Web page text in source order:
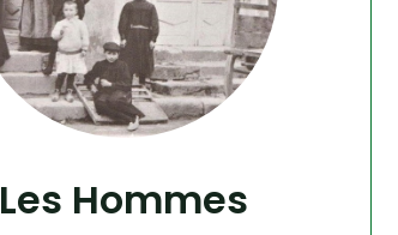
Les Hommes